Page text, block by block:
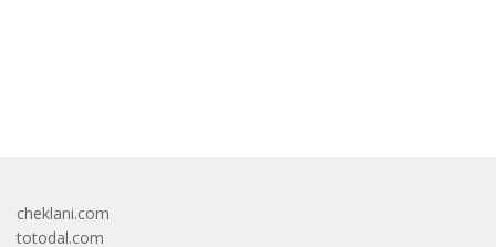
cheklani.com
totodal.com